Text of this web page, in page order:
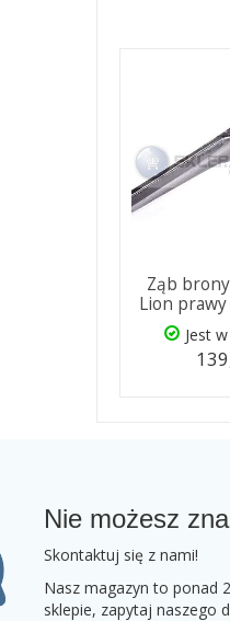
Ząb
Lion prawy
Jest
Nie możesz
Skontaktuj się z nami!
Nasz magazyn to ponad
sklepie, zapytaj naszego